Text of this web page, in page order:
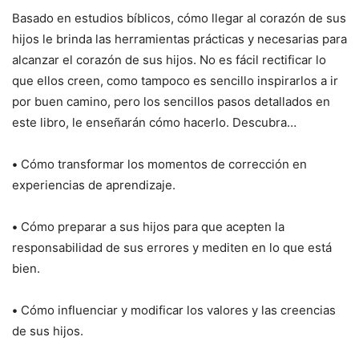
Basado en estudios bíblicos, cómo llegar al corazón de sus
hijos le brinda las herramientas prácticas y necesarias para
alcanzar el corazón de sus hijos. No es fácil rectificar lo
que ellos creen, como tampoco es sencillo inspirarlos a ir
por buen camino, pero los sencillos pasos detallados en
este libro, le enseñarán cómo hacerlo. Descubra…
• Cómo transformar los momentos de corrección en
experiencias de aprendizaje.
• Cómo preparar a sus hijos para que acepten la
responsabilidad de sus errores y mediten en lo que está
bien.
• Cómo influenciar y modificar los valores y las creencias
de sus hijos.